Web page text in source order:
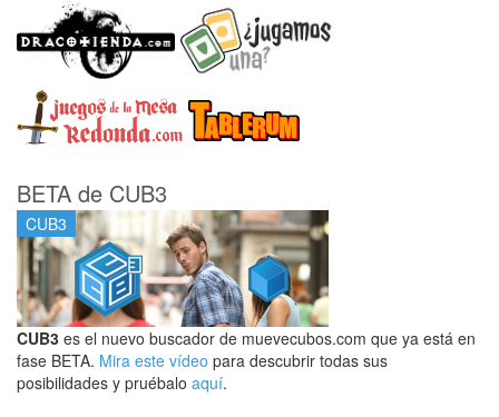
BETA de CUB3
CUB3
CUB3 es el nuevo buscador de muevecubos.com que ya está en
fase BETA. Mira este vídeo para descubrir todas sus
posibilidades y pruébalo aquí.